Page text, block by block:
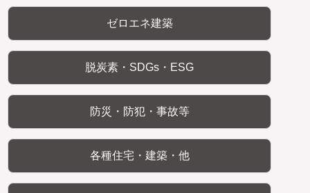
ゼロエネ建築
脱炭素・SDGs・ESG
防災・防犯・事故等
各種住宅・建築・他